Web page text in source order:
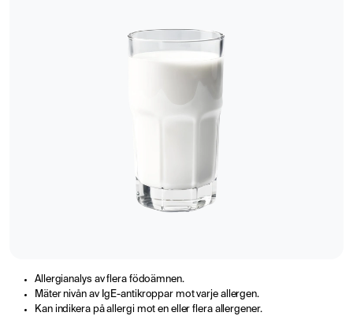
Allergianalys av flera födoämnen.
Mäter nivån av IgE-antikroppar mot varje allergen.
Kan indikera på allergi mot en eller flera allergener.